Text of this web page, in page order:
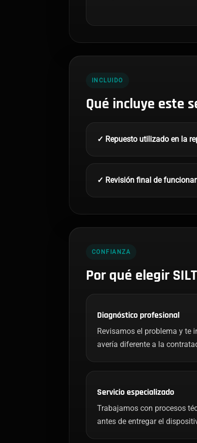
INCLUIDO
Qué incluye este
✓ Repuesto utilizado en la
✓ Revisión final de
CONFIANZA
Por qué elegir
Diagnóstico profesional
Revisamos el problema y te
avería diferente a la
Servicio especializado
Trabajamos con procesos
antes de entregar el